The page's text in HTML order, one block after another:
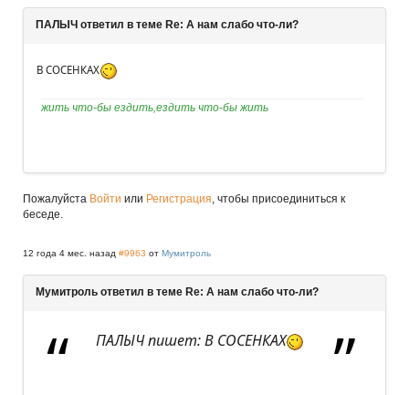
ПАЛЫЧ ответил в теме Re: А нам слабо что-ли?
В СОСЕНКАХ
жить что-бы ездить,ездить что-бы жить
Пожалуйста Войти или Регистрация , чтобы присоединиться к
беседе.
12 года 4 мес. назад #9963 от Мумитроль
Мумитроль ответил в теме Re: А нам слабо что-ли?
ПАЛЫЧ пишет: В СОСЕНКАХ